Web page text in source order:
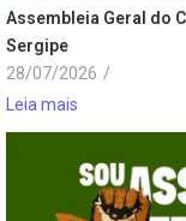
Assembleia Geral do
Sergipe
28/07/2026 /
Leia mais